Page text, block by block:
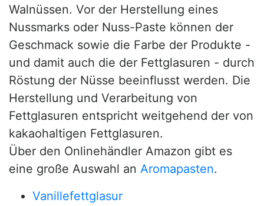
Walnüssen. Vor der Herstellung eines
Nussmarks oder Nuss-Paste können der
Geschmack sowie die Farbe der Produkte -
und damit auch die der Fettglasuren - durch
Röstung der Nüsse beeinflusst werden. Die
Herstellung und Verarbeitung von
Fettglasuren entspricht weitgehend der von
kakaohaltigen Fettglasuren.
Über den Onlinehändler Amazon gibt es
eine große Auswahl an Aromapasten.
Vanillefettglasur